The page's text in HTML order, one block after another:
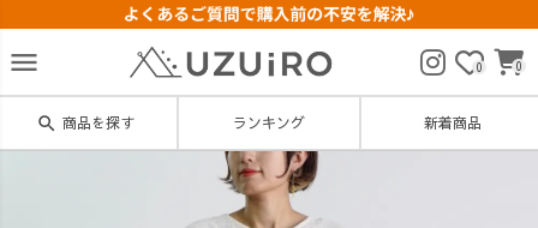
menu 0 0
search 商品を探す ランキング 新着商品